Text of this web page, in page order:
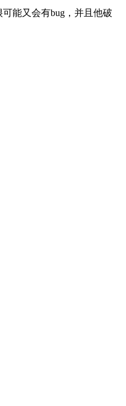
能又会有bug，并且他破